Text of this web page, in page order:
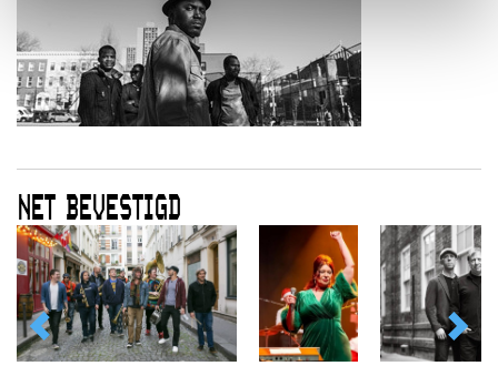
NET BEVESTIGD